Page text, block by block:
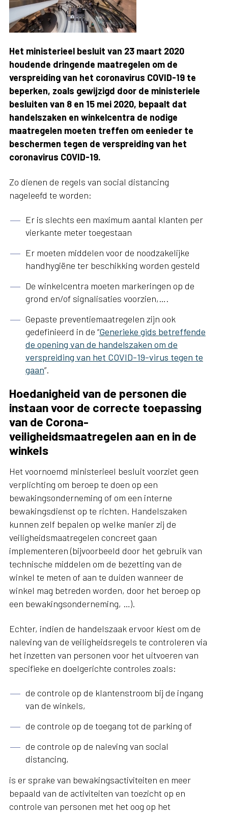
Het ministerieel besluit van 23 maart 2020
houdende dringende maatregelen om de
verspreiding van het coronavirus COVID-19 te
beperken, zoals gewijzigd door de ministeriele
besluiten van 8 en 15 mei 2020, bepaalt dat
handelszaken en winkelcentra de nodige
maatregelen moeten treffen om eenieder te
beschermen tegen de verspreiding van het
coronavirus COVID-19.
Zo dienen de regels van social distancing
nageleefd te worden:
Er is slechts een maximum aantal klanten per
vierkante meter toegestaan
Er moeten middelen voor de noodzakelijke
handhygiëne ter beschikking worden gesteld
De winkelcentra moeten markeringen op de
grond en/of signalisaties voorzien,….
Gepaste preventiemaatregelen zijn ook
gedefinieerd in de “Generieke gids betreffende
de opening van de handelszaken om de
verspreiding van het COVID-19-virus tegen te
gaan”.
Hoedanigheid van de personen die
instaan voor de correcte toepassing
van de Corona-
veiligheidsmaatregelen aan en in de
winkels
Het voornoemd ministerieel besluit voorziet geen
verplichting om beroep te doen op een
bewakingsonderneming of om een interne
bewakingsdienst op te richten. Handelszaken
kunnen zelf bepalen op welke manier zij de
veiligheidsmaatregelen concreet gaan
implementeren (bijvoorbeeld door het gebruik van
technische middelen om de bezetting van de
winkel te meten of aan te duiden wanneer de
winkel mag betreden worden, door het beroep op
een bewakingsonderneming, …).
Echter, indien de handelszaak ervoor kiest om de
naleving van de veiligheidsregels te controleren via
het inzetten van personen voor het uitvoeren van
specifieke en doelgerichte controles zoals:
de controle op de klantenstroom bij de ingang
van de winkels,
de controle op de toegang tot de parking of
de controle op de naleving van social
distancing,
is er sprake van bewakingsactiviteiten en meer
bepaald van de activiteiten van toezicht op en
controle van personen met het oog op het